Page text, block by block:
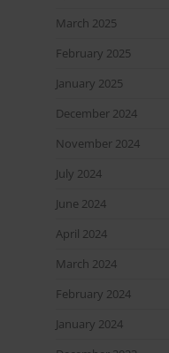
March 2025
February 2025
January 2025
December 2024
November 2024
July 2024
June 2024
April 2024
March 2024
February 2024
January 2024